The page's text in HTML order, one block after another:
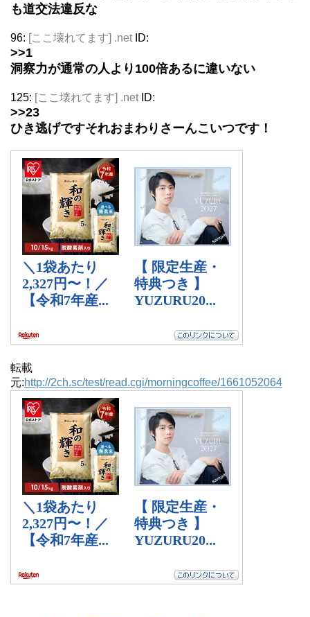
も道交法違反な
96: [ここ壊れてます] .net ID:
>>1
洞察力が通常の人より100倍あるに違いない
125: [ここ壊れてます] .net ID:
>>23
ひき逃げですそれおまわりさーんこいつです！
転載
元:http://2ch.sc/test/read.cgi/morningcoffee/1661052064